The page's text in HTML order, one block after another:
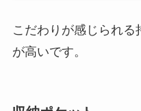
こだわりが感じられ
が高いです。